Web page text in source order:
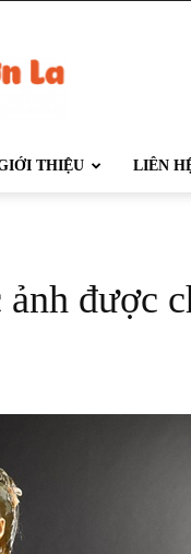
THIỆU LIÊN
được